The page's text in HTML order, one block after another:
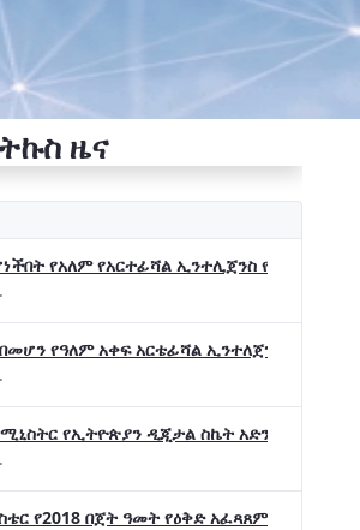
ትኩስ ዜና
የአለም የአርተፊሻል ኢንተሊጀንስ የትብብር
የዓለም አቀፍ አርቴፊሻል ኢንተለጀንስ ትብብር
የኢትዮጵያን ዲጂታል ስኬት አድንቀዋል
የ2018 በጀት ዓመት የዕቅድ አፈጻጸምና የቀጣይ